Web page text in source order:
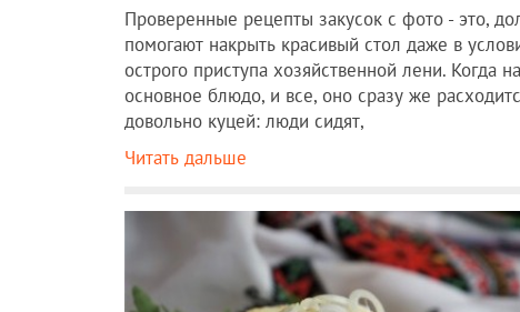
Проверенные рецепты закусок с фото - это,
помогают накрыть красивый стол даже в
острого приступа хозяйственной лени. Когда
основное блюдо, и все, оно сразу же
довольно куцей: люди сидят,
Читать дальше